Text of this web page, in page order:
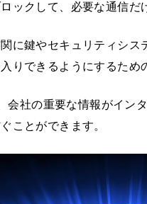
ックして、必要な通信だ
に鍵やセキュリティシ
りできるようにするため
社の重要な情報がイン
ことができます。